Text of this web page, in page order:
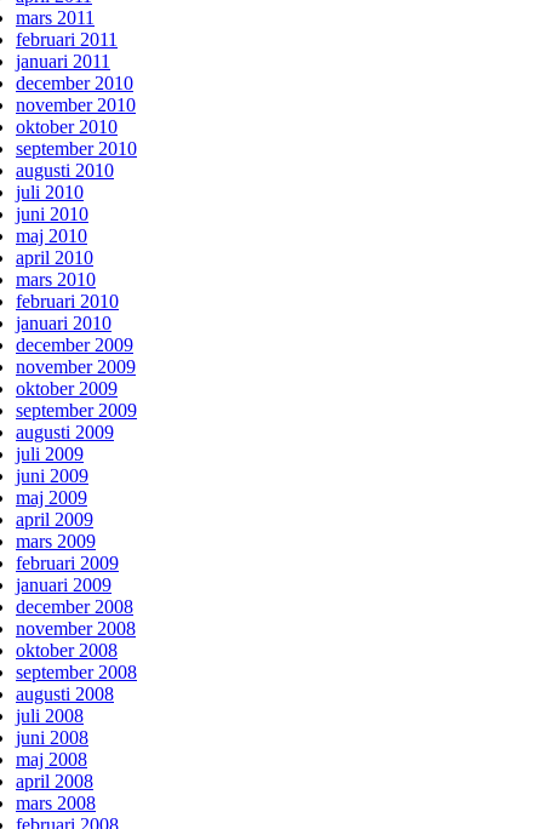
mars 2011
februari 2011
januari 2011
december 2010
november 2010
oktober 2010
september 2010
augusti 2010
juli 2010
juni 2010
maj 2010
april 2010
mars 2010
februari 2010
januari 2010
december 2009
november 2009
oktober 2009
september 2009
augusti 2009
juli 2009
juni 2009
maj 2009
april 2009
mars 2009
februari 2009
januari 2009
december 2008
november 2008
oktober 2008
september 2008
augusti 2008
juli 2008
juni 2008
maj 2008
april 2008
mars 2008
februari 2008